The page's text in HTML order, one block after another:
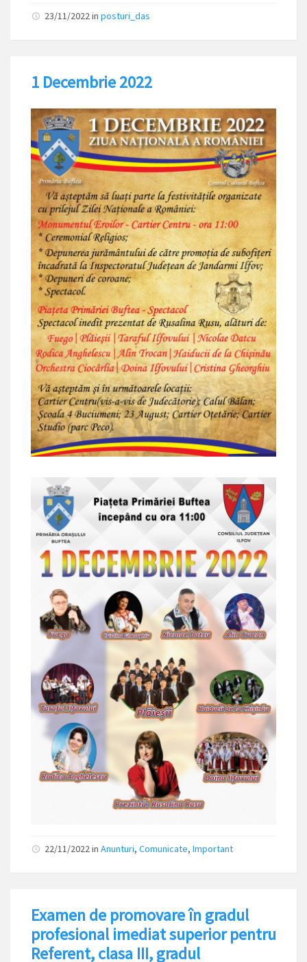
23/11/2022in posturi_das
1 Decembrie 2022
22/11/2022in Anunturi, Comunicate, Important
Examen de promovare în gradul
profesional imediat superior pentru
Referent, clasa III, gradul